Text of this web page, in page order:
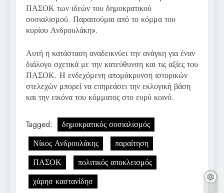
ΠΑΣΟΚ των ιδεών του δημοκρατικού
σοσιαλισμού. Παραιτούμαι από το κόμμα του
κυρίου Ανδρουλάκη».
Αυτή η κατάσταση αναδεικνύει την ανάγκη για έναν
διάλογο σχετικά με την κατεύθυνση και τις αξίες του
ΠΑΣΟΚ. Η ενδεχόμενη απομάκρυνση ιστορικών
στελεχών μπορεί να επηρεάσει την εκλογική βάση
και την εικόνα του κόμματος στο ευρύ κοινό.
Tagged:
δημοκρατικός σοσιαλισμός
Νίκος Ανδρουλάκης
παραίτηση
ΠΑΣΟΚ
πολιτικός αποκλεισμός
χάρησ καστανίδησ